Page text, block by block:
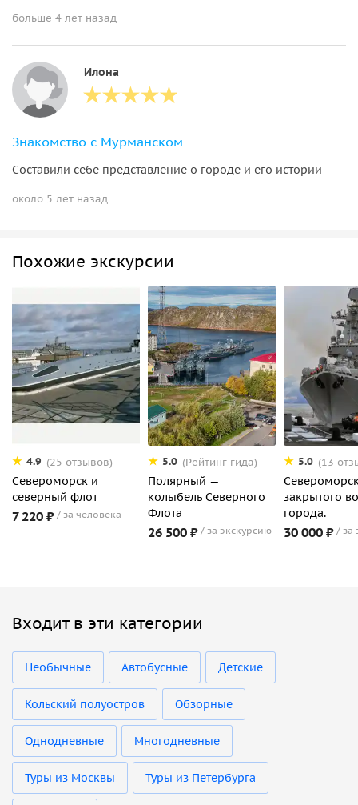
больше 4 лет назад
Илона
Знакомство с Мурманском
Составили себе представление о городе и его истории
около 5 лет назад
Похожие экскурсии
4.9 (25 отзывов)
Североморск и
северный флот
7 220 ₽ за человека
5.0 (Рейтинг гида)
Полярный —
колыбель Северного
Флота
26 500 ₽ за экскурсию
5.0 (13
закрытого
города.
30 000 ₽ за
Входит в эти категории
Необычные Автобусные Детские
Кольский полуостров Обзорные
Однодневные Многодневные
Туры из Москвы Туры из Петербурга